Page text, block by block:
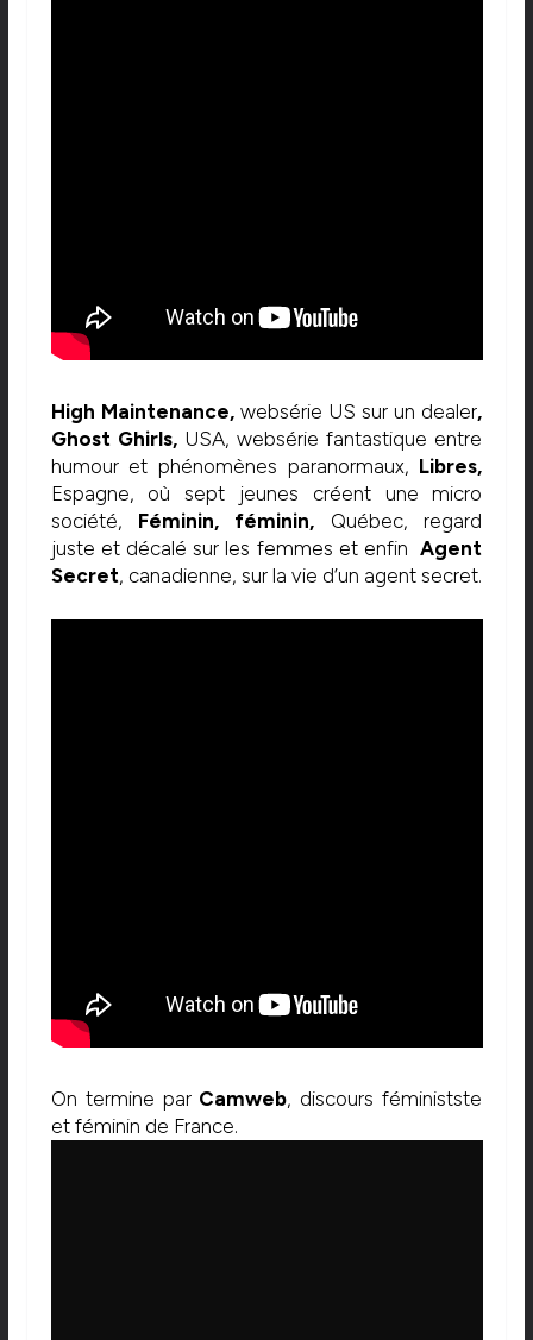
High Maintenance, websérie US sur un dealer,
Ghost Ghirls, USA, websérie fantastique entre
humour et phénomènes paranormaux, Libres,
Espagne, où sept jeunes créent une micro
société, Féminin, féminin, Québec, regard
juste et décalé sur les femmes et enfin Agent
Secret, canadienne, sur la vie d’un agent secret.
On termine par Camweb, discours féministste
et féminin de France.